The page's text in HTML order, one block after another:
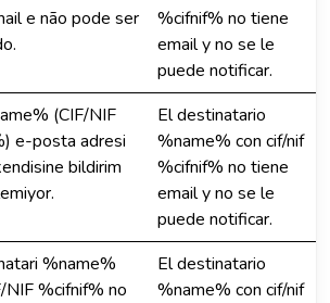
e não pode ser
%cifnif% no tiene
email y no se le
puede notificar.
(CIF/NIF
e-posta adresi
bildirim
El destinatario
%name% con cif/nif
%cifnif% no tiene
email y no se le
puede notificar.
%name%
NIF %cifnif% no
El destinatario
%name% con cif/nif